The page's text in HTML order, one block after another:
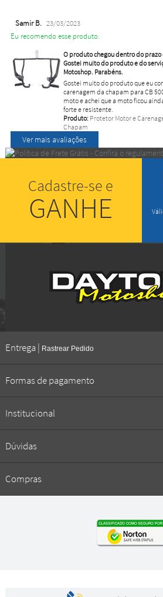
Samir B. 23/03/2023
Eu recomendo esse produto.
O produto chegou dentro do
Gostei muito do produto e do
Motoshop. Parabéns.
Gostei muito do produto que eu
carenagem da chapam para CB
moto e achei que a moto ficou
forte e resistente.
Produto:Protetor Motor e
Chapam
Ver mais avaliações
Cadastre-se e
GANHE
Entrega | Rastrear Pedido
Formas de pagamento
Institucional
Dúvidas
Compras